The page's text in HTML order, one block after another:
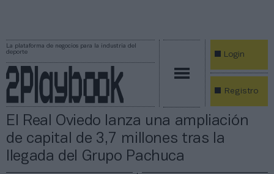
La plataforma de negocios para la industria del
deporte
Login
Registro
El Real Oviedo lanza una ampliación
de capital de 3,7 millones tras la
llegada del Grupo Pachuca